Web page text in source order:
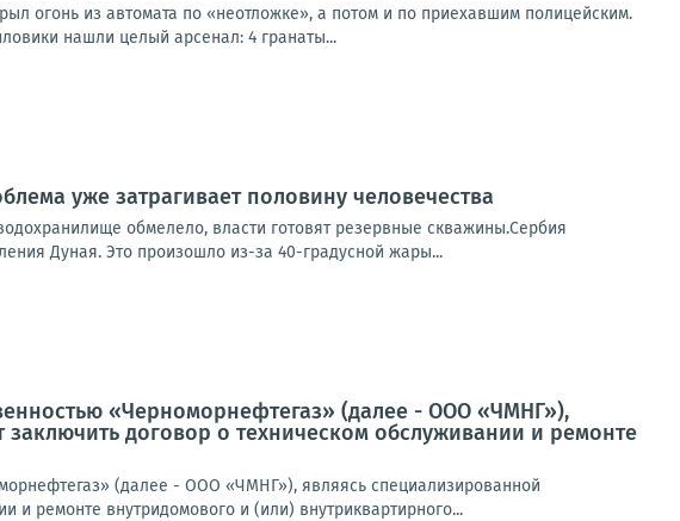
огонь из автомата по «неотложке», а потом и по приехавшим полицейским.
нашли целый арсенал: 4 гранаты...
уже затрагивает половину человечества
обмелело, власти готовят резервные скважины.Сербия
Дуная. Это произошло из-за 40-градусной жары...
«Черноморнефтегаз» (далее - ООО «ЧМНГ»),
договор о техническом обслуживании и ремонте
(далее - ООО «ЧМНГ»), являясь специализированной
и ремонте внутридомового и (или) внутриквартирного...